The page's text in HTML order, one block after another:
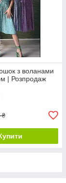
з воланами
| Розпродаж
₴